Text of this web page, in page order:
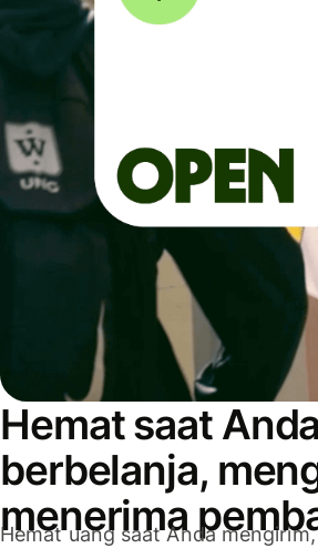
Hemat saat Anda
berbelanja,
menerima
Hemat uang saat Anda